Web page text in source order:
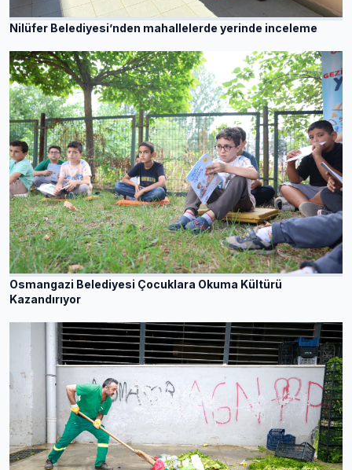
Nilüfer Belediyesi’nden mahallelerde yerinde inceleme
Osmangazi Belediyesi Çocuklara Okuma Kültürü
Kazandırıyor